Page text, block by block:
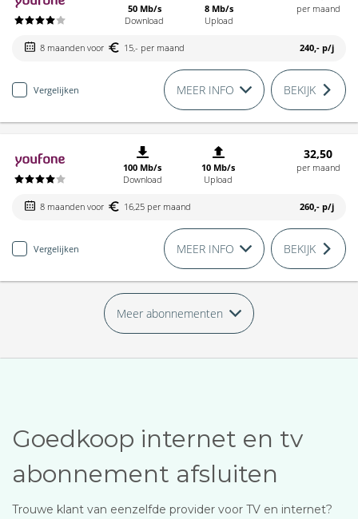
50 Mb/s
Download
8 Mb/s
Upload
per maand
8 maanden voor 15,- per maand 240,- p/j
Vergelijken MEER INFO BEKIJK
100 Mb/s
Download
10 Mb/s
Upload
32,50
per maand
8 maanden voor 16,25 per maand 260,- p/j
Vergelijken MEER INFO BEKIJK
Meer abonnementen
Goedkoop internet en tv
abonnement afsluiten
Trouwe klant van eenzelfde provider voor TV en internet?